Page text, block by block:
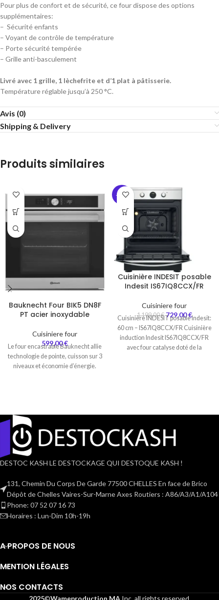
Pour plus de confort et de sécurité, ce four dispose des options
supplémentaires:
– Sécurité enfants
– Voyant de contrôle de température
– Porte sécurité tempérée
– Grille anti-basculement
Livré avec 1 grille, 1 lèchefrite et d’1 plat à pâtisserie.
Température réglable jusqu’à 250 °C.
Avis (0)
Shipping & Delivery
Produits similaires
Bauknecht Four BIK5 DN8F
PT acier inoxydable
Cuisiniere four
599,00€
Le four encastrable Bauknecht allie
technologie de pointe, cuisson sur 3
niveaux et économie d’énergie.
-39%
Cuisinière INDESIT posable
Indesit IS67IQ8CCX/FR
Cuisiniere four
1 199,00€ 729,00€
Cuisinière INDESIT posable Indesit:
60 cm – IS67IQ8CCX/FR Cuisinière
induction Indesit IS67IQ8CCX/FR
avec four catalyse doté de la
DESTOC KASH LE DESTOCKAGE QUI DESTOQUE KASH !
131, Chemin Du Corps De Garde 77500 CHELLES En face de Brico
Dépôt de Chelles Vaires-Sur-Marne Axes Routiers : A86/A3/A1/A104
Phone: 07 52 07 16 73
Horaires : Lun-Dim 10h-19h
A PROPOS DE NOUS
MENTION LÉGALES
NOS CONTACTS